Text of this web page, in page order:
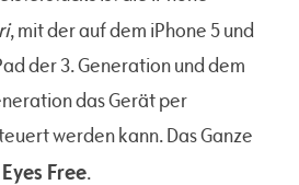
, mit der auf dem iPhone 5 und
der 3. Generation und dem
das Gerät per
werden kann. Das Ganze
Free.